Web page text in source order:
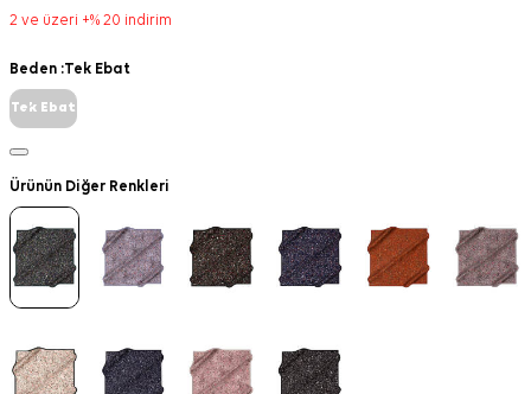
2 ve üzeri +% 20 indirim
Beden :Tek Ebat
Tek Ebat
Ürünün Diğer Renkleri